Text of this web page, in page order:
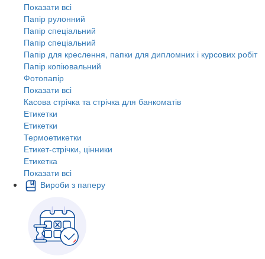
Показати всі
Папір рулонний
Папір спеціальний
Папір спеціальний
Папір для креслення, папки для дипломних і курсових робіт
Папір копіювальний
Фотопапір
Показати всі
Касова стрічка та стрічка для банкоматів
Етикетки
Етикетки
Термоетикетки
Етикет-стрічки, цінники
Етикетка
Показати всі
Вироби з паперу